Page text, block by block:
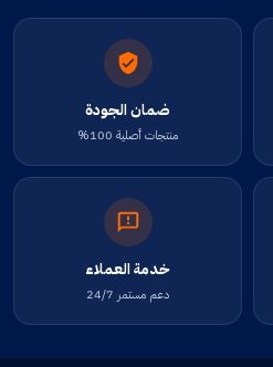
ضمان الجودة
منتجات أصلية 100%
خدمة العملاء
دعم مستمر 24/7